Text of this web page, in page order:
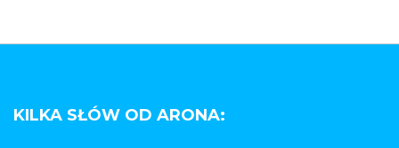
KILKA SŁÓW OD ARONA: